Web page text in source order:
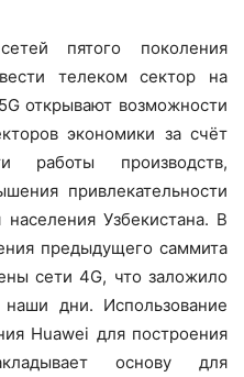
пятого поколения
телеком сектор на
открывают возможности
экономики за счёт
работы производств,
привлекательности
Узбекистана. В
предыдущего саммита
сети 4G, что заложило
дни. Использование
Huawei для построения
основу для